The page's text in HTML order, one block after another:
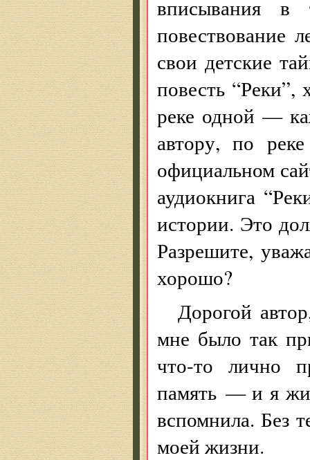
вписывания в
повествование
свои детские
повесть “Реки”,
реке одной —
автору, по
официальном
аудиокнига
истории. Это
Разрешите,
хорошо?
Дорогой
мне было так
что-то лично
память — и я
вспомнила. Без
моей жизни.